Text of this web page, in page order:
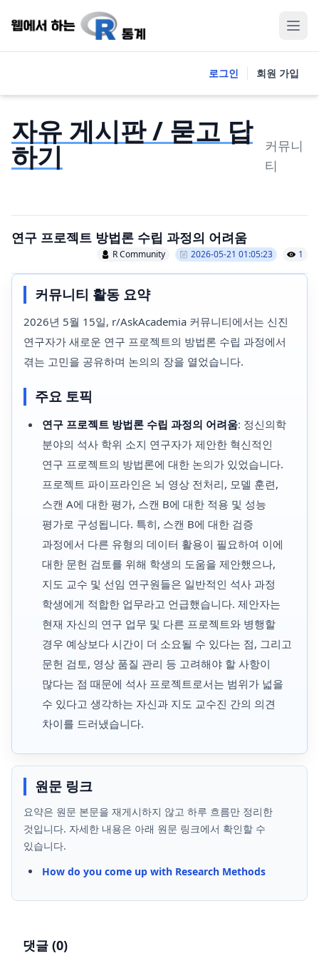
로그인 회원 가입
자유 게시판 / 묻고 답
하기
커뮤니
티
연구 프로젝트 방법론 수립 과정의 어려움
R Community 2026-05-21 01:05:23 1
커뮤니티 활동 요약
2026년 5월 15일, r/AskAcademia 커뮤니티에서는 신진
연구자가 새로운 연구 프로젝트의 방법론 수립 과정에서
겪는 고민을 공유하며 논의의 장을 열었습니다.
주요 토픽
연구 프로젝트 방법론 수립 과정의 어려움: 정신의학
분야의 석사 학위 소지 연구자가 제안한 혁신적인
연구 프로젝트의 방법론에 대한 논의가 있었습니다.
프로젝트 파이프라인은 뇌 영상 전처리, 모델 훈련,
스캔 A에 대한 평가, 스캔 B에 대한 적용 및 성능
평가로 구성됩니다. 특히, 스캔 B에 대한 검증
과정에서 다른 유형의 데이터 활용이 필요하여 이에
대한 문헌 검토를 위해 학생의 도움을 제안했으나,
지도 교수 및 선임 연구원들은 일반적인 석사 과정
학생에게 적합한 업무라고 언급했습니다. 제안자는
현재 자신의 연구 업무 및 다른 프로젝트와 병행할
경우 예상보다 시간이 더 소요될 수 있다는 점, 그리고
문헌 검토, 영상 품질 관리 등 고려해야 할 사항이
많다는 점 때문에 석사 프로젝트로서는 범위가 넓을
수 있다고 생각하는 자신과 지도 교수진 간의 의견
차이를 드러냈습니다.
원문 링크
요약은 원문 본문을 재게시하지 않고 하루 흐름만 정리한
것입니다. 자세한 내용은 아래 원문 링크에서 확인할 수
있습니다.
How do you come up with Research Methods
댓글 (0)